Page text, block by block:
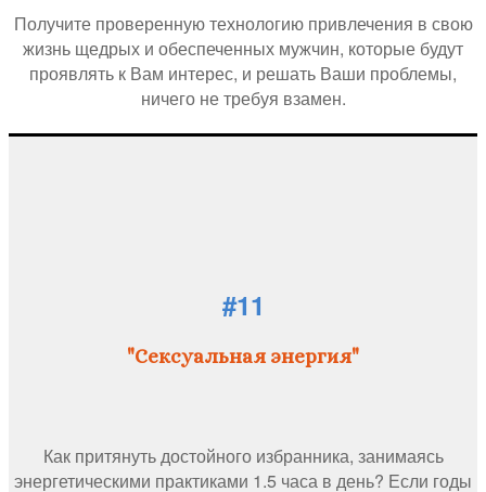
Получите проверенную технологию привлечения в свою
жизнь щедрых и обеспеченных мужчин, которые будут
проявлять к Вам интерес, и решать Ваши проблемы,
ничего не требуя взамен.
#11
"Сексуальная энергия"
Как притянуть достойного избранника, занимаясь
энергетическими практиками 1.5 часа в день? Если годы